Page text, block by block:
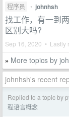
程序员 • johnhsh
找工作，有一到
区别大吗?
Sep 16, 2020 • Lastly
» More topics by
johnhsh's recent
Replied to a topic by
程语言概念